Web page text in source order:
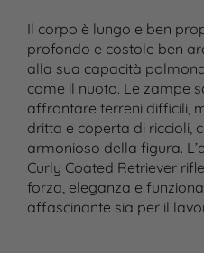
Il corpo è lungo e ben
profondo e costole ben
alla sua capacità
come il nuoto. Le zampe
affrontare terreni difficili,
dritta e coperta di riccioli,
armonioso della figura.
Curly Coated Retriever
forza, eleganza e
affascinante sia per il